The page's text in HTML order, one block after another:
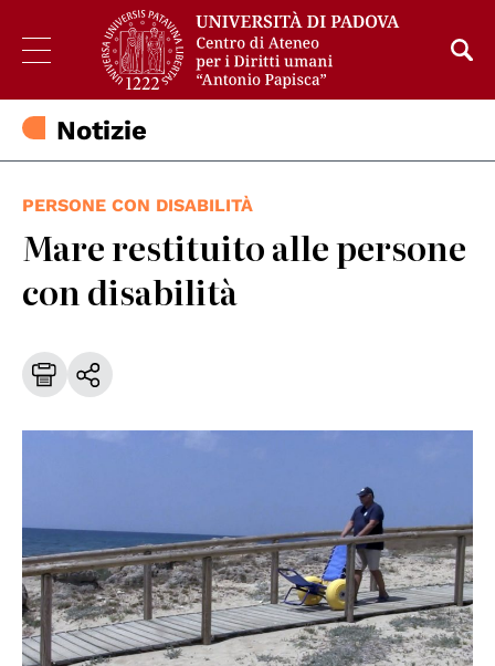
Notizie
PERSONE CON DISABILITÀ
Mare restituito alle persone
con disabilità